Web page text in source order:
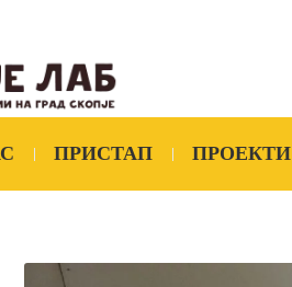
ПРИСТАП ПРОЕКТИ